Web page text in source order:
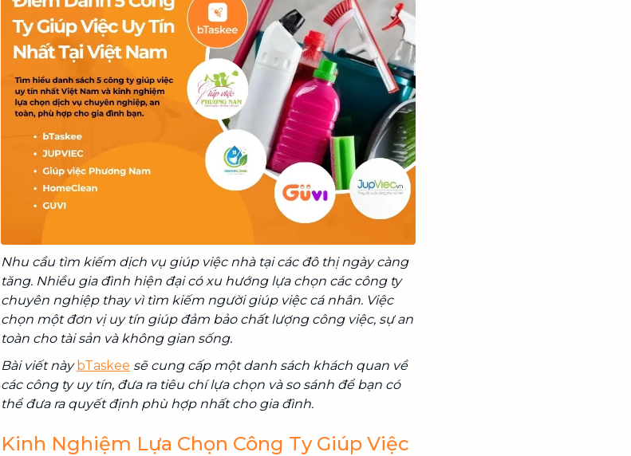
Chuyển nhà trọn gói, không lo dọn
dẹp nơi đi nơi đến
Vệ sinh công nghiệp NEW
Vệ sinh chuyên nghiệp cho văn
phòng, nhà xưởng, công trình lớn
Nhu cầu tìm kiếm dịch vụ giúp việc nhà tại các đô thị ngày càng
tăng. Nhiều gia đình hiện đại có xu hướng lựa chọn các công ty
chuyên nghiệp thay vì tìm kiếm người giúp việc cá nhân. Việc
chọn một đơn vị uy tín giúp đảm bảo chất lượng công việc, sự an
toàn cho tài sản và không gian sống.
Bài viết nàybTaskee sẽ cung cấp một danh sách khách quan về
các công ty uy tín, đưa ra tiêu chí lựa chọn và so sánh để bạn có
thể đưa ra quyết định phù hợp nhất cho gia đình.
Kinh Nghiệm Lựa Chọn Công Ty Giúp Việc